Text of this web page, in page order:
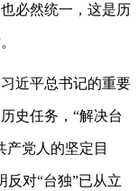
必然统一，这是历
近平总书记的重要
史任务，“解决台
产党人的坚定目
反对“台独”已从立